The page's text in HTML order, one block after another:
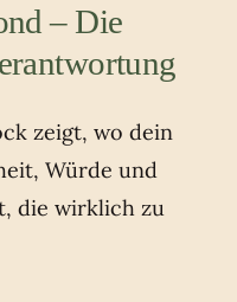
– Die
zeigt, wo dein
Würde und
die wirklich zu